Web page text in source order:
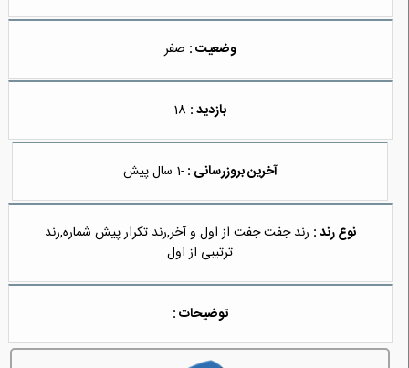
وضعیت : صفر
بازدید :
آخرین بروزرسانی :-1 سال پیش
نوع رند : رند جفت جفت از اول و آخر,رند تکرار پیش شماره,رند
ترتیبی از اول
توضیحات :